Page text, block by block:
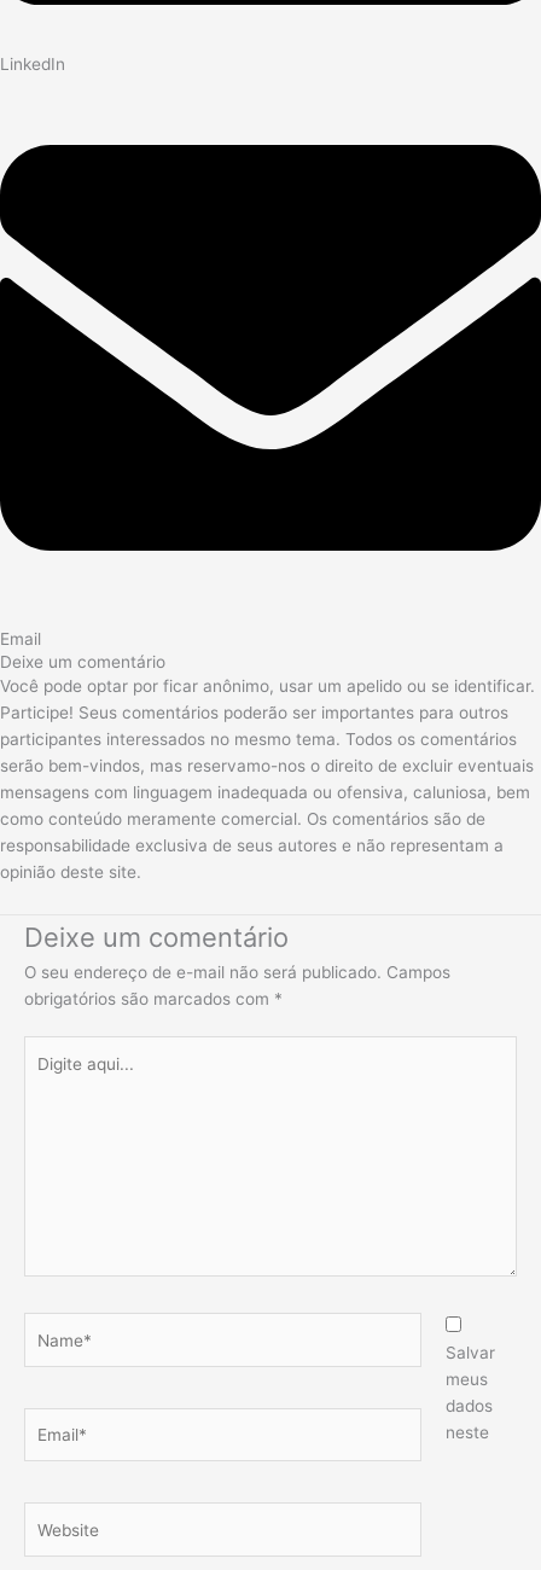
LinkedIn
Email
Deixe um comentário
Você pode optar por ficar anônimo, usar um apelido ou se identificar.
Participe! Seus comentários poderão ser importantes para outros
participantes interessados no mesmo tema. Todos os comentários
serão bem-vindos, mas reservamo-nos o direito de excluir eventuais
mensagens com linguagem inadequada ou ofensiva, caluniosa, bem
como conteúdo meramente comercial. Os comentários são de
responsabilidade exclusiva de seus autores e não representam a
opinião deste site.
Deixe um comentário
O seu endereço de e-mail não será publicado. Campos
obrigatórios são marcados com *
aqui...
Salvar
meus
dados
neste